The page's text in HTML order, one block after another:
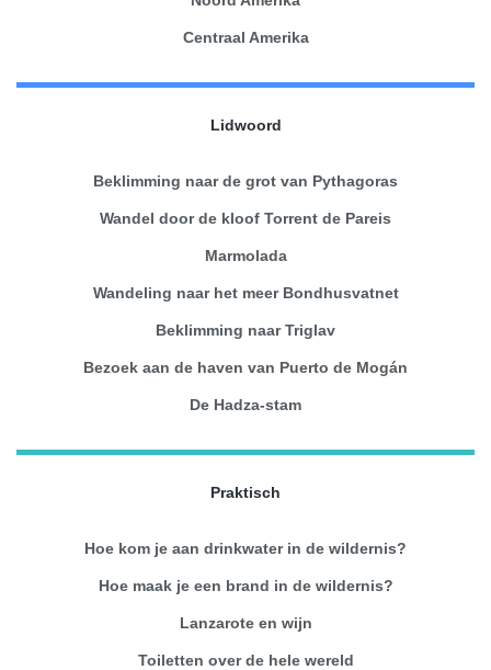
Centraal Amerika
Lidwoord
Beklimming naar de grot van Pythagoras
Wandel door de kloof Torrent de Pareis
Marmolada
Wandeling naar het meer Bondhusvatnet
Beklimming naar Triglav
Bezoek aan de haven van Puerto de Mogán
De Hadza-stam
Praktisch
Hoe kom je aan drinkwater in de wildernis?
Hoe maak je een brand in de wildernis?
Lanzarote en wijn
Toiletten over de hele wereld